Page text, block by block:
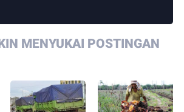
MENYUKAI POSTINGAN